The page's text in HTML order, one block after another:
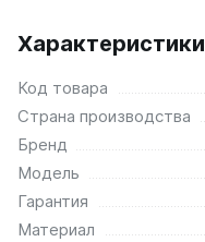
Характеристики
Код товара
Страна производства
Бренд
Модель
Гарантия
Материал